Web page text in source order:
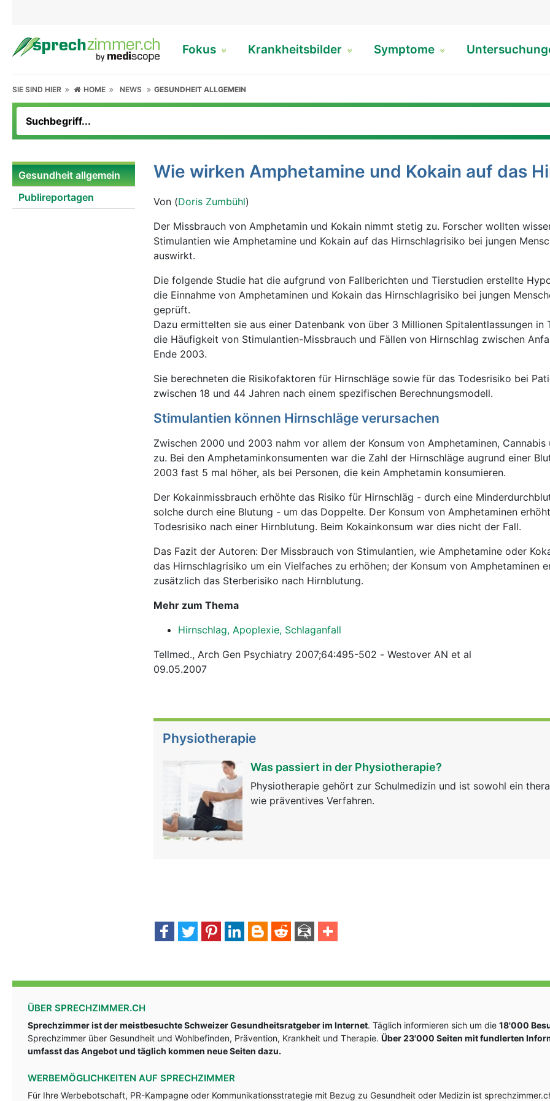
Fokus Krankheitsbilder Symptome
SIE SIND HIER HOME NEWS GESUNDHEIT ALLGEMEIN
Gesundheit allgemein
Publireportagen
Wie wirken Amphetamine und Kokain auf das
Von (Doris Zumbühl)
Der Missbrauch von Amphetamin und Kokain nimmt stetig zu. Forscher wollten
Stimulantien wie Amphetamine und Kokain auf das Hirnschlagrisiko bei jungen
auswirkt.
Die folgende Studie hat die aufgrund von Fallberichten und Tierstudien erstellte
die Einnahme von Amphetaminen und Kokain das Hirnschlagrisiko bei jungen
geprüft.
Dazu ermittelten sie aus einer Datenbank von über 3 Millionen Spitalentlassungen in
die Häufigkeit von Stimulantien-Missbrauch und Fällen von Hirnschlag zwischen
Ende 2003.
Sie berechneten die Risikofaktoren für Hirnschläge sowie für das Todesrisiko bei
zwischen 18 und 44 Jahren nach einem spezifischen Berechnungsmodell.
Stimulantien können Hirnschläge verursachen
Zwischen 2000 und 2003 nahm vor allem der Konsum von Amphetaminen, Cannabis
zu. Bei den Amphetaminkonsumenten war die Zahl der Hirnschläge augrund einer
2003 fast 5 mal höher, als bei Personen, die kein Amphetamin konsumieren.
Der Kokainmissbrauch erhöhte das Risiko für Hirnschläg - durch eine
solche durch eine Blutung - um das Doppelte. Der Konsum von Amphetaminen
Todesrisiko nach einer Hirnblutung. Beim Kokainkonsum war dies nicht der Fall.
Das Fazit der Autoren: Der Missbrauch von Stimulantien, wie Amphetamine oder
das Hirnschlagrisiko um ein Vielfaches zu erhöhen; der Konsum von Amphetaminen
zusätzlich das Sterberisiko nach Hirnblutung.
Mehr zum Thema
Hirnschlag, Apoplexie, Schlaganfall
Tellmed., Arch Gen Psychiatry 2007;64:495-502 - Westover AN et al
09.05.2007
Physiotherapie
Was passiert in der Physiotherapie?
Physiotherapie gehört zur Schulmedizin und ist sowohl ein
wie präventives Verfahren.
ÜBER SPRECHZIMMER.CH
Sprechzimmer ist der meistbesuchte Schweizer Gesundheitsratgeber im Internet. Täglich informieren sich um die 18'000
Sprechzimmer über Gesundheit und Wohlbefinden, Prävention, Krankheit und Therapie. Über 23'000 Seiten mit fundlerten
umfasst das Angebot und täglich kommen neue Seiten dazu.
WERBEMÖGLICHKEITEN AUF SPRECHZIMMER
Für Ihre Werbebotschaft, PR-Kampagne oder Kommunikationsstrategie mit Bezug zu Gesundheit oder Medizin ist